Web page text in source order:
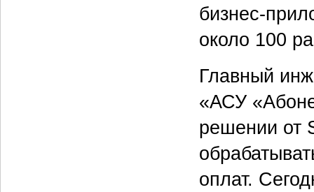
бизнес-
около 100
Главный
«АСУ
решении от
оплат.